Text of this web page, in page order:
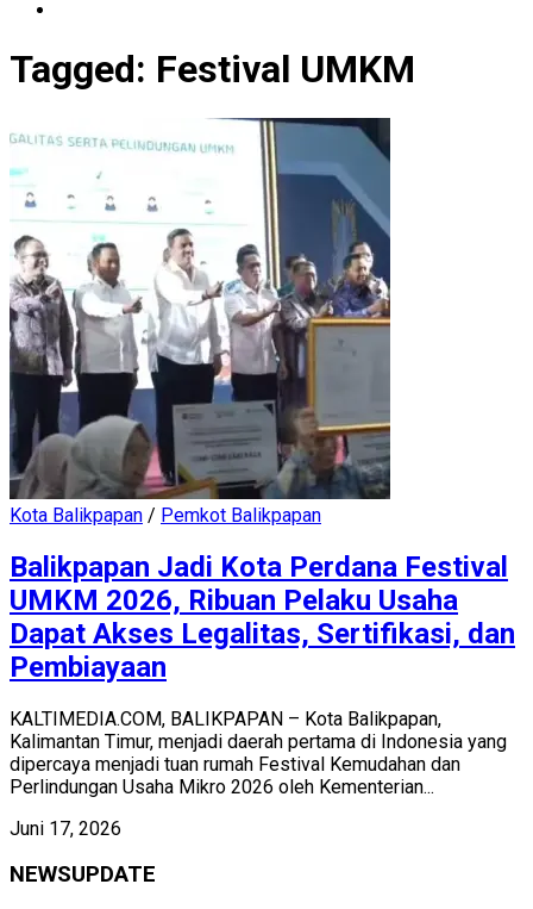
Tagged: Festival UMKM
Kota Balikpapan / Pemkot Balikpapan
Balikpapan Jadi Kota Perdana Festival
UMKM 2026, Ribuan Pelaku Usaha
Dapat Akses Legalitas, Sertifikasi, dan
Pembiayaan
KALTIMEDIA.COM, BALIKPAPAN – Kota Balikpapan,
Kalimantan Timur, menjadi daerah pertama di Indonesia yang
dipercaya menjadi tuan rumah Festival Kemudahan dan
Perlindungan Usaha Mikro 2026 oleh Kementerian...
Juni 17, 2026
NEWSUPDATE